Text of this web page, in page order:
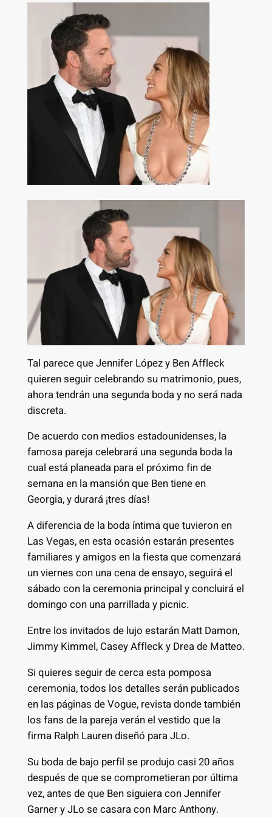
Tal parece que Jennifer López y Ben Affleck
quieren seguir celebrando su matrimonio, pues,
ahora tendrán una segunda boda y no será nada
discreta.
De acuerdo con medios estadounidenses, la
famosa pareja celebrará una segunda boda la
cual está planeada para el próximo fin de
semana en la mansión que Ben tiene en
Georgia, y durará ¡tres días!
A diferencia de la boda íntima que tuvieron en
Las Vegas, en esta ocasión estarán presentes
familiares y amigos en la fiesta que comenzará
un viernes con una cena de ensayo, seguirá el
sábado con la ceremonia principal y concluirá el
domingo con una parrillada y picnic.
Entre los invitados de lujo estarán Matt Damon,
Jimmy Kimmel, Casey Affleck y Drea de Matteo.
Si quieres seguir de cerca esta pomposa
ceremonia, todos los detalles serán publicados
en las páginas de Vogue, revista donde también
los fans de la pareja verán el vestido que la
firma Ralph Lauren diseñó para JLo.
Su boda de bajo perfil se produjo casi 20 años
después de que se comprometieran por última
vez, antes de que Ben siguiera con Jennifer
Garner y JLo se casara con Marc Anthony.